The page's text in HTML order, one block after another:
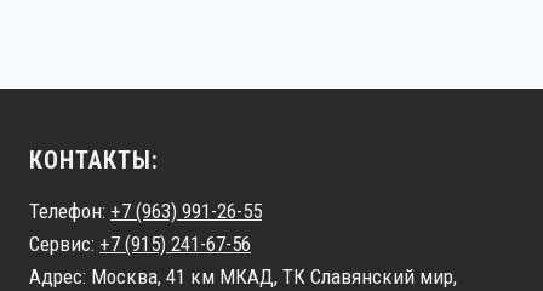
КОНТАКТЫ:
Телефон: +7 (963) 991-26-55
Сервис: +7 (915) 241-67-56
Адрес: Москва, 41 км МКАД, ТК Славянский мир,